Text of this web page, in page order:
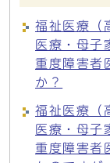
福祉医療（
医療・母子
重度障害者
か？
福祉医療（
医療・母子
重度障害者